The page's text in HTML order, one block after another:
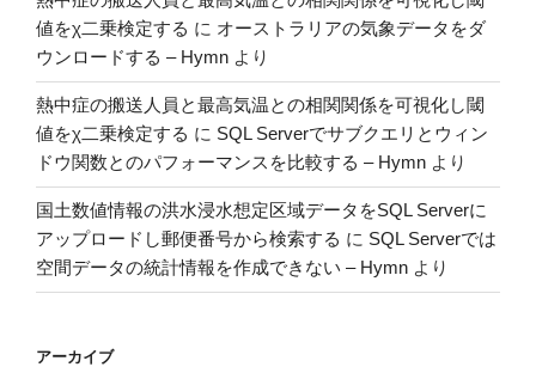
値をχ二乗検定する に オーストラリアの気象データをダ
ウンロードする – Hymn より
熱中症の搬送人員と最高気温との相関関係を可視化し閾
値をχ二乗検定する に SQL Serverでサブクエリとウィン
ドウ関数とのパフォーマンスを比較する – Hymn より
国土数値情報の洪水浸水想定区域データをSQL Serverに
アップロードし郵便番号から検索する に SQL Serverでは
空間データの統計情報を作成できない – Hymn より
アーカイブ